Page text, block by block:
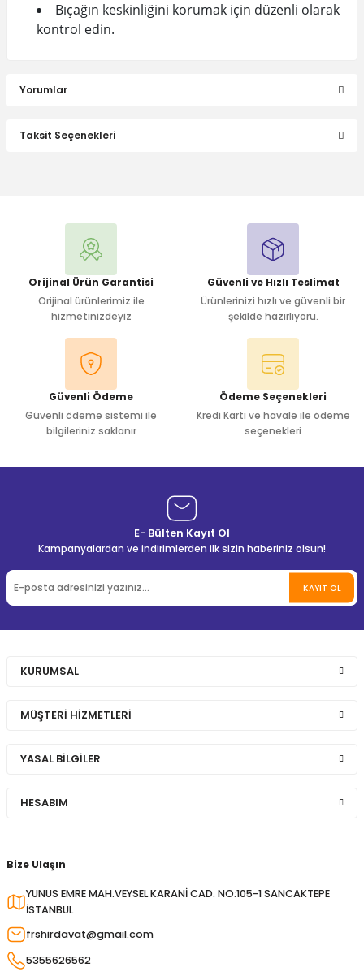
Bıçağın keskinliğini korumak için düzenli olarak
kontrol edin.
Yorumlar
Taksit Seçenekleri
Orijinal Ürün Garantisi
Orijinal ürünlerimiz ile
hizmetinizdeyiz
Güvenli ve Hızlı Teslimat
Ürünlerinizi hızlı ve güvenli bir
şekilde hazırlıyoru.
Güvenli Ödeme
Güvenli ödeme sistemi ile
bilgileriniz saklanır
Ödeme Seçenekleri
Kredi Kartı ve havale ile ödeme
seçenekleri
E- Bülten Kayıt Ol
Kampanyalardan ve indirimlerden ilk sizin haberiniz olsun!
KAYIT OL
Bize Ulaşın
YUNUS EMRE MAH.VEYSEL KARANİ CAD. NO:105-1 SANCAKTEPE
İSTANBUL
frshirdavat@gmail.com
5355626562
KURUMSAL
MÜŞTERİ HİZMETLERİ
YASAL BİLGİLER
HESABIM